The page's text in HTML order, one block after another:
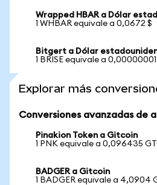
Wrapped HBAR a Dólar
1 WHBAR equivale a 0,0672 $
Bitgert a Dólar
1 BRISE equivale a 0,00000001
Explorar más
Conversiones avanzadas de
Pinakion Token a Gitcoin
1 PNK equivale a 0,096435
BADGER a Gitcoin
1 BADGER equivale a 4,0904